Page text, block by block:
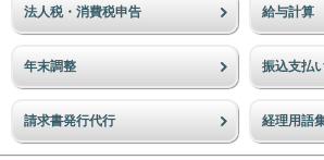
法人税・消費税申告 給与計算
年末調整 振込支払
請求書発行代行 経理用語